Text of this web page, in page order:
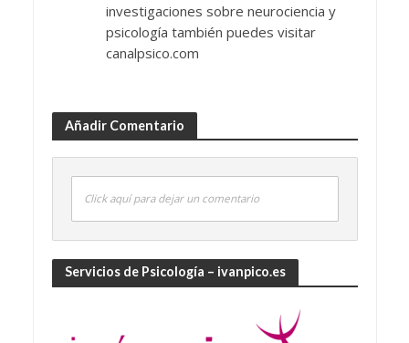
investigaciones sobre neurociencia y
psicología también puedes visitar
canalpsico.com
Añadir Comentario
Click aquí para dejar un comentario
Servicios de Psicología – ivanpico.es